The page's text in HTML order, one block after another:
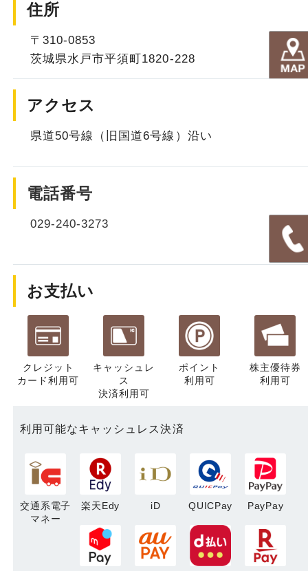
住所
〒310-0853
茨城県水戸市平須町1820-228
アクセス
県道50号線（旧国道6号線）沿い
電話番号
029-240-3273
お支払い
クレジット
カード利用可
キャッシュレ
ス
決済利用可
ポイント
利用可
株主優待券
利用可
利用可能なキャッシュレス決済
交通系電子
マネー
楽天Edy iD QUICPay PayPay